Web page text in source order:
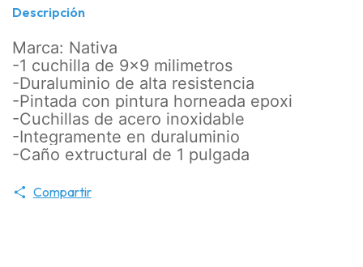
Descripción
Marca: Nativa
-1 cuchilla de 9x9 milimetros
-Duraluminio de alta resistencia
-Pintada con pintura horneada epoxi
-Cuchillas de acero inoxidable
-Integramente en duraluminio
-Caño extructural de 1 pulgada
Compartir